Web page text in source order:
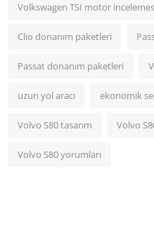
Volkswagen TSI motor
Clio donanım paketleri
Passat donanım paketleri
uzun yol aracı ekonomik
Volvo S80 tasarım Volvo
Volvo S80 yorumları